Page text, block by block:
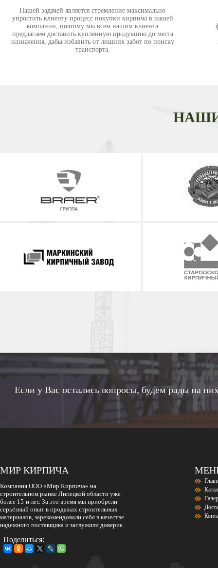
Нашей задачей является стремление максимально
упростить клиенту процесс покупки кирпича в нашей
компании, поэтому мы всем нашим клиента
предлагаем доставить купленную продукцию до места
назначения, дабы избавить от лишних забот по поиску
транспорта.
Если у Вас остались вопросы, будем рады на
МИР КИРПИЧА
Компания ООО «Мир Кирпича» на
строительном рынке Липецкой области уже
более 15-и лет. За это время мы приобрели
серьёзный опыт в продажах строительных
материалов, зарекомендовали себя в качестве
надежного поставщика и заслужили доверие.
Поделиться: